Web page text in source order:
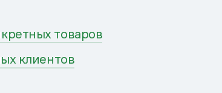
товаров
клиентов